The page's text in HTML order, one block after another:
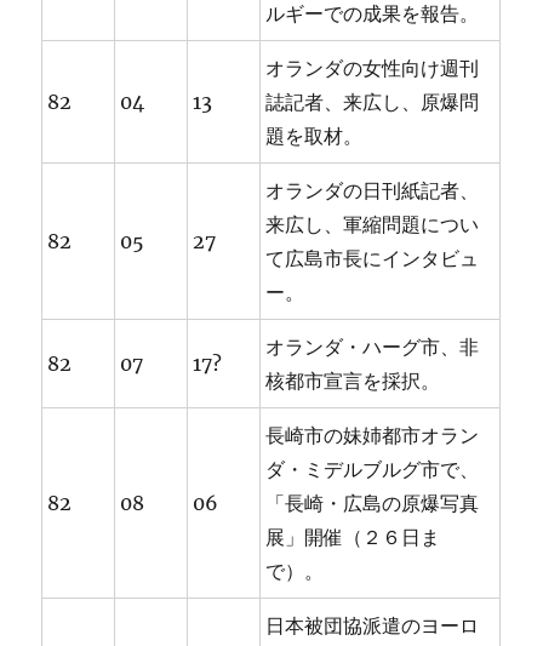
ルギーでの成果を報告。
82 04 13
オランダの女性向け週刊
誌記者、来広し、原爆問
題を取材。
82 05 27
オランダの日刊紙記者、
来広し、軍縮問題につい
て広島市長にインタビュ
ー。
82 07 17?
オランダ・ハーグ市、非
核都市宣言を採択。
82 08 06
長崎市の妹姉都市オラン
ダ・ミデルブルグ市で、
「長崎・広島の原爆写真
展」開催（２６日ま
で）。
日本被団協派遣のヨーロ